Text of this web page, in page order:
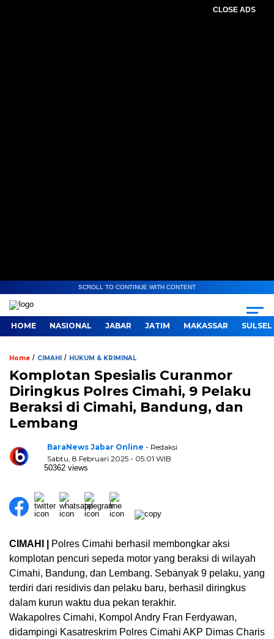
CLOSE ADS
SCROLL TO CONTINUE WITH CONTENT
HOME NASIONAL JABAR JATIM MAKASSAR SULSEL
Home / CIMAHI / HUKUM & KRIMINAL
Komplotan Spesialis Curanmor
Diringkus Polres Cimahi, 9 Pelaku
Beraksi di Cimahi, Bandung, dan
Lembang
BaraNews Jabar Online - Redaksi
Sabtu, 8 Februari 2025 - 05:01 WIB
50362 views
CIMAHI |
Polres Cimahi berhasil membongkar aksi
komplotan pencuri sepeda motor yang beraksi di wilayah
Cimahi, Bandung, dan Lembang. Sebanyak 9 pelaku, yang
terdiri dari residivis dan pelaku baru, berhasil diringkus
dalam kurun waktu dua pekan terakhir.
Wakapolres Cimahi, Kompol Andry Fran Ferdyawan,
didampingi Kasatreskrim Polres Cimahi AKP Dimas Charis